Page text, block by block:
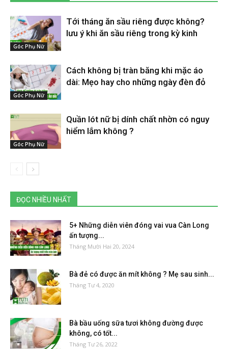
Góc Phụ Nữ
Tới tháng ăn sầu riêng được không?
lưu ý khi ăn sầu riêng trong kỳ kinh
Góc Phụ Nữ
Cách không bị tràn băng khi mặc áo
dài: Mẹo hay cho những ngày đèn đỏ
Góc Phụ Nữ
Quần lót nữ bị dính chất nhờn có nguy
hiểm lắm không ?
ĐỌC NHIỀU NHẤT
5+ Những diễn viên đóng vai vua Càn Long
ấn tượng...
Tháng Mười Hai 20, 2024
Bà đẻ có được ăn mít không ? Mẹ sau sinh...
Tháng Tư 4, 2020
Bà bầu uống sữa tươi không đường được
không, có tốt...
Tháng Tư 26, 2022